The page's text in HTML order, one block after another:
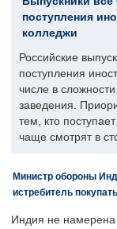
поступления
колледжи
Российские
поступления
числе в
заведения.
тем, кто
чаще смотрят в
Министр обороны
истребитель
Индия не